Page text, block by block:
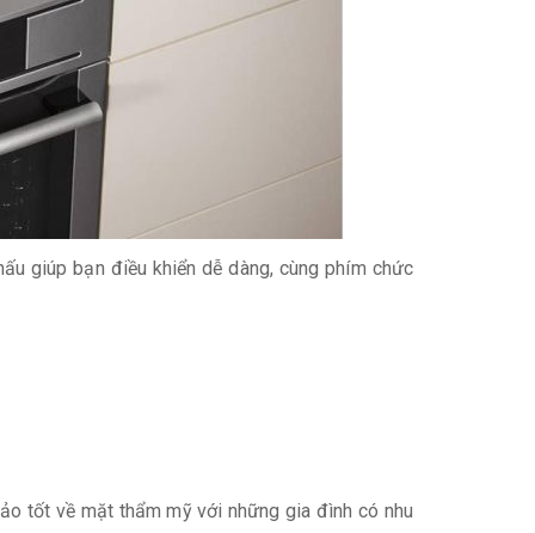
giúp bạn điều khiển dễ dàng, cùng phím chức
tốt về mặt thẩm mỹ với những gia đình có nhu